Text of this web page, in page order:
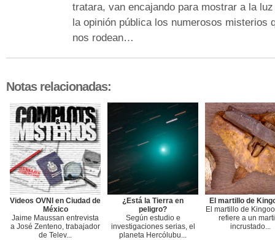
tratara, van encajando para mostrar a la luz
la opinión pública los numerosos misterios
nos rodean…
Notas relacionadas:
Videos OVNI en Ciudad de
México
Jaime Maussan entrevista
a José Zenteno, trabajador
de Telev...
¿Está la Tierra en
peligro?
Según estudio e
investigaciones serias, el
planeta Hercólubu...
El martillo de
El martillo de
refiere a un
incrustado...